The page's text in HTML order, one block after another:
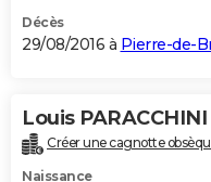
Décès
29/08/2016 à Pierre-de-
Louis PARACCHINI
Créer une cagnotte
Naissance